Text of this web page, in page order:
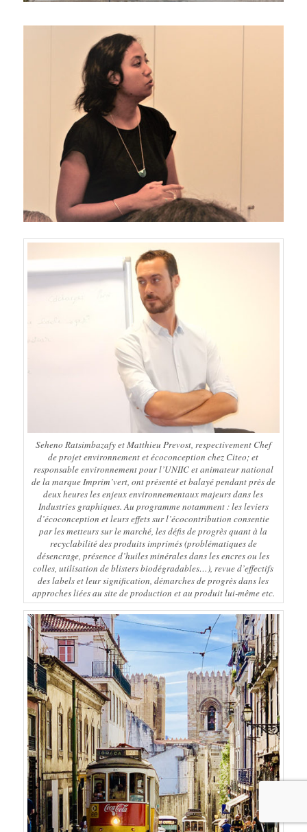
Seheno Ratsimbazafy et Matthieu Prevost, respectivement Chef
de projet environnement et écoconception chez Citeo; et
responsable environnement pour l’UNIIC et animateur national
de la marque Imprim’vert, ont présenté et balayé pendant près de
deux heures les enjeux environnementaux majeurs dans les
Industries graphiques. Au programme notamment : les leviers
d’écoconception et leurs effets sur l’écocontribution consentie
par les metteurs sur le marché, les défis de progrès quant à la
recyclabilité des produits imprimés (problématiques de
désencrage, présence d’huiles minérales dans les encres ou les
colles, utilisation de blisters biodégradables…), revue d’effectifs
des labels et leur signification, démarches de progrès dans les
approches liées au site de production et au produit lui-même etc.